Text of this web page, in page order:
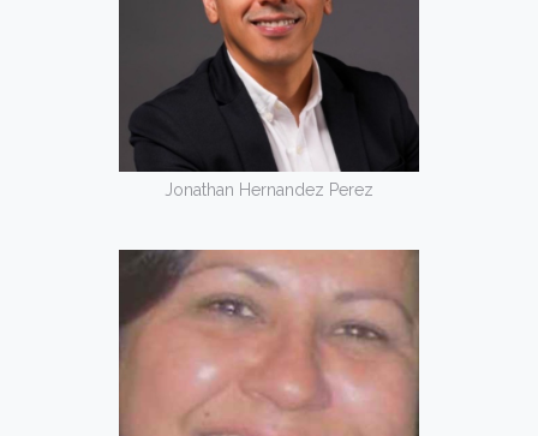
Jonathan Hernandez Perez